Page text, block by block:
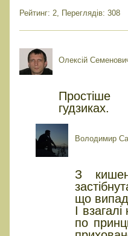
Рейтинг: 2, Переглядів: 308
Олексій
гудзиках.
Володимир
З
що
І
по